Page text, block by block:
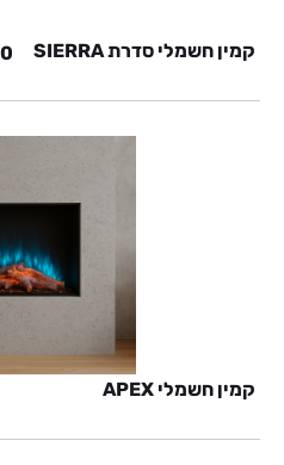
קמין חשמלי סדרת SIERRA
קמין חשמלי APEX